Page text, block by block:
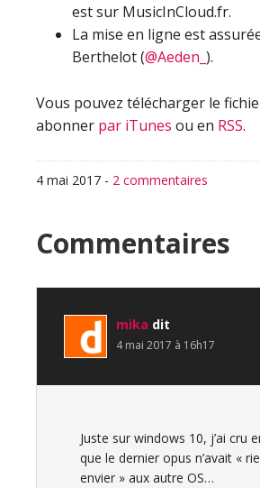
est sur MusicInCloud.fr.
La mise en ligne est
Berthelot (@Aeden_ ).
Vous pouvez télécharger le
abonner par iTunes ou en RSS.
4 mai 2017 - 2 commentaires
Interactions
du
lecteur
Commentaires
mika dit
4 mai 2017 à 16h17
Juste sur windows 10, j’ai cru
que le dernier opus n’avait «
envier » aux autre OS…